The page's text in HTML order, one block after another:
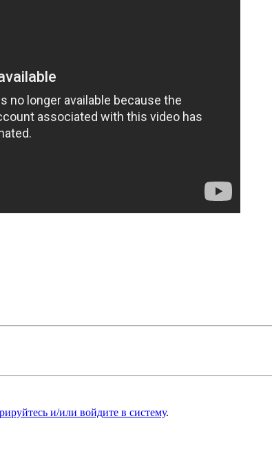
и/или войдите в систему.